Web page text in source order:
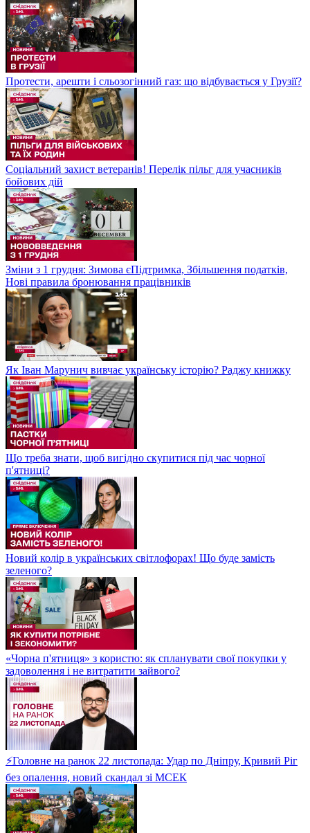
Протести, арешти і сльозогінний газ: що відбувається у Грузії?
Соціальний захист ветеранів! Перелік пільг для учасників
бойових дій
Зміни з 1 грудня: Зимова єПідтримка, Збільшення податків,
Нові правила бронювання працівників
Як Іван Марунич вивчає українську історію? Раджу книжку
Що треба знати, щоб вигідно скупитися під час чорної
п'ятниці?
Новий колір в українських світлофорах! Що буде замість
зеленого?
«Чорна п'ятниця» з користю: як спланувати свої покупки у
задоволення і не витратити зайвого?
⚡Головне на ранок 22 листопада: Удар по Дніпру, Кривий Ріг
без опалення, новий скандал зі МСЕК